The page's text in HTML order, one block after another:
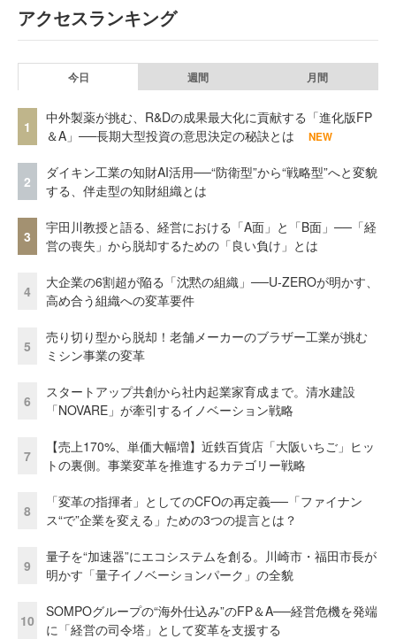
アクセスランキング
今日 週間 月間
1
中外製薬が挑む、R&Dの成果最大化に貢献する「進化版FP
＆A」──長期大型投資の意思決定の秘訣とは
NEW
2
ダイキン工業の知財AI活用──“防衛型”から“戦略型”へと変貌
する、伴走型の知財組織とは
3
宇田川教授と語る、経営における「A面」と「B面」──「経
営の喪失」から脱却するための「良い負け」とは
4
大企業の6割超が陥る「沈黙の組織」──U-ZEROが明かす、
高め合う組織への変革要件
5
売り切り型から脱却！老舗メーカーのブラザー工業が挑む
ミシン事業の変革
6
スタートアップ共創から社内起業家育成まで。清水建設
「NOVARE」が牽引するイノベーション戦略
7
【売上170%、単価大幅増】近鉄百貨店「大阪いちご」ヒッ
トの裏側。事業変革を推進するカテゴリー戦略
8
「変革の指揮者」としてのCFOの再定義──「ファイナン
ス“で”企業を変える」ための3つの提言とは？
9
量子を“加速器”にエコシステムを創る。川崎市・福田市長が
明かす「量子イノベーションパーク」の全貌
10
SOMPOグループの“海外仕込み”のFP＆A──経営危機を発端
に「経営の司令塔」として変革を支援する